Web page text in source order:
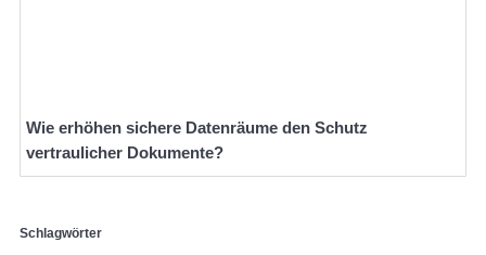
Wie erhöhen sichere Datenräume den Schutz
vertraulicher Dokumente?
Schlagwörter